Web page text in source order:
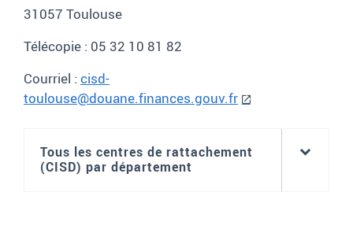
31057 Toulouse
Télécopie : 05 32 10 81 82
Courriel : cisd-
toulouse@douane.finances.gouv.fr
Tous les centres de rattachement
(CISD) par département